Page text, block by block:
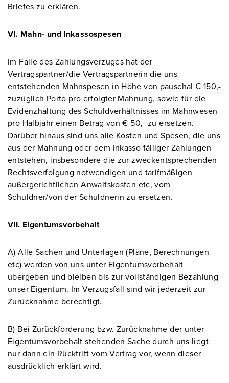
Briefes zu erklären.
VI. Mahn- und Inkassospesen
Im Falle des Zahlungsverzuges hat der
Vertragspartner/die Vertragspartnerin die uns
entstehenden Mahnspesen in Höhe von pauschal € 150,-
zuzüglich Porto pro erfolgter Mahnung, sowie für die
Evidenzhaltung des Schuldverhältnisses im Mahnwesen
pro Halbjahr einen Betrag von € 50,- zu ersetzen.
Darüber hinaus sind uns alle Kosten und Spesen, die uns
aus der Mahnung oder dem Inkasso fälliger Zahlungen
entstehen, insbesondere die zur zweckentsprechenden
Rechtsverfolgung notwendigen und tarifmäßigen
außergerichtlichen Anwaltskosten etc, vom
Schuldner/von der Schuldnerin zu ersetzen.
VII. Eigentumsvorbehalt
A) Alle Sachen und Unterlagen (Pläne, Berechnungen
etc) werden von uns unter Eigentumsvorbehalt
übergeben und bleiben bis zur vollständigen Bezahlung
unser Eigentum. Im Verzugsfall sind wir jederzeit zur
Zurücknahme berechtigt.
B) Bei Zurückforderung bzw. Zurücknahme der unter
Eigentumsvorbehalt stehenden Sache durch uns liegt
nur dann ein Rücktritt vom Vertrag vor, wenn dieser
ausdrücklich erklärt wird.